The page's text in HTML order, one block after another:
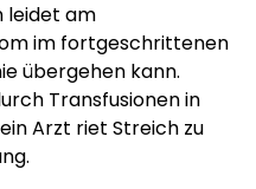
leidet am
im fortgeschrittenen
übergehen kann.
Transfusionen in
Arzt riet Streich zu